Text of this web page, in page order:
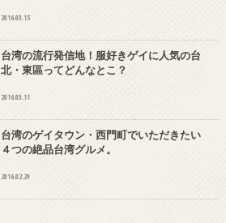
2016.03.15
台湾の流行発信地！服好きゲイに人気の台
北・東區ってどんなとこ？
2016.03.11
台湾のゲイタウン・西門町でいただきたい
４つの絶品台湾グルメ。
2016.02.29